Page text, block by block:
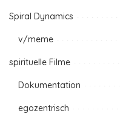
Spiral Dynamics
v/meme
spirituelle Filme
Dokumentation
egozentrisch